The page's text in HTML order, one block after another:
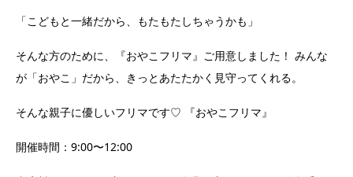
「こどもと一緒だから、もたもたしちゃうかも」
そんな方のために、『おやこフリマ』ご用意しました！ みんな
が「おやこ」だから、きっとあたたかく見守ってくれる。
そんな親子に優しいフリマです♡ 『おやこフリマ』
開催時間：9:00〜12:00